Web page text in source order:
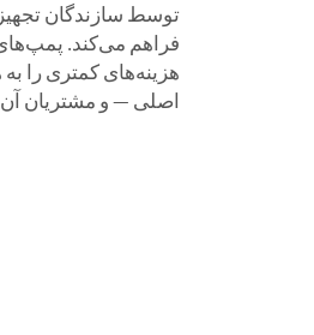
فراهم می‌کند.
هزینه‌های کمتری را
اصلی — و مشتریان